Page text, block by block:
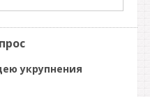
укрупнения